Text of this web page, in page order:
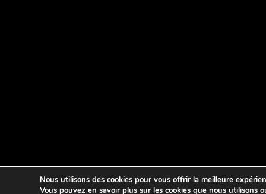
Nous utilisons des cookies pour vous offrir la meilleure
Vous pouvez en savoir plus sur les cookies que nous utilisons